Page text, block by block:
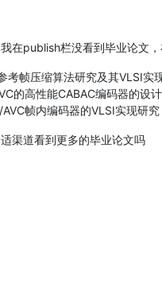
在publish栏没看到毕业论文
考帧压缩算法研究及其VLSI实
的高性能CABAC编码器的设
帧内编码器的VLSI实现研究
渠道看到更多的毕业论文吗